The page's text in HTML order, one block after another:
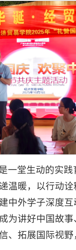
一堂生动的实
暖，以行动诠
中外学子深度
讲好中国故事
、拓展国际视